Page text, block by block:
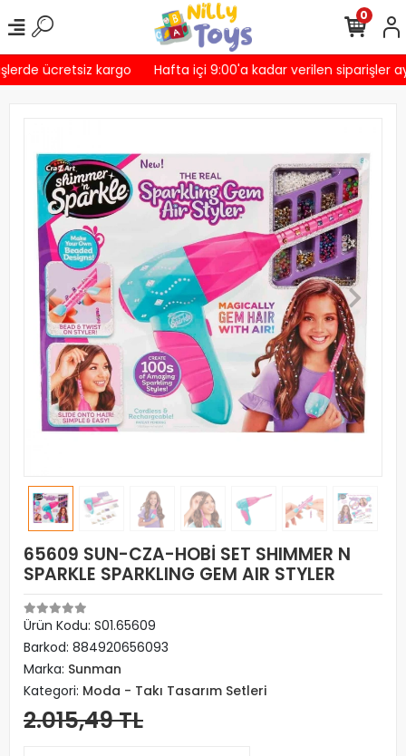
ücretsiz kargo Hafta içi 9:00'a kadar verilen siparişler
0
65609 SUN-CZA-HOBİ SET SHIMMER N
SPARKLE SPARKLING GEM AIR STYLER
Ürün Kodu: S01.65609
Barkod: 884920656093
Marka: Sunman
Kategori: Moda - Takı Tasarım Setleri
2.015,49 TL